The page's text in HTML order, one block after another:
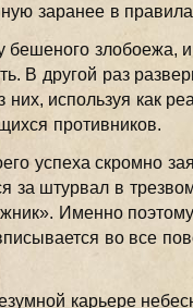
заранее в
бешеного злобоежа,
В другой раз
используя как
противников.
успеха скромно
за штурвал в
Именно
во все
карьере